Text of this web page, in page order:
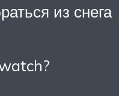
из снега